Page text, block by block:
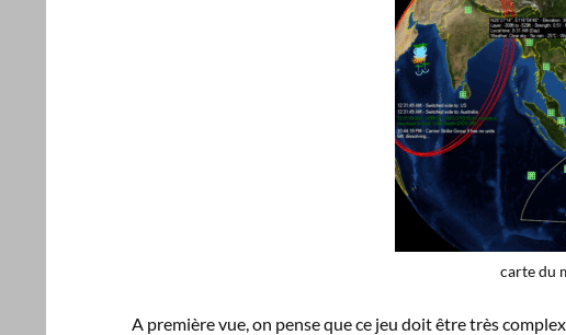
carte du
A première vue, on pense que ce jeu doit être très